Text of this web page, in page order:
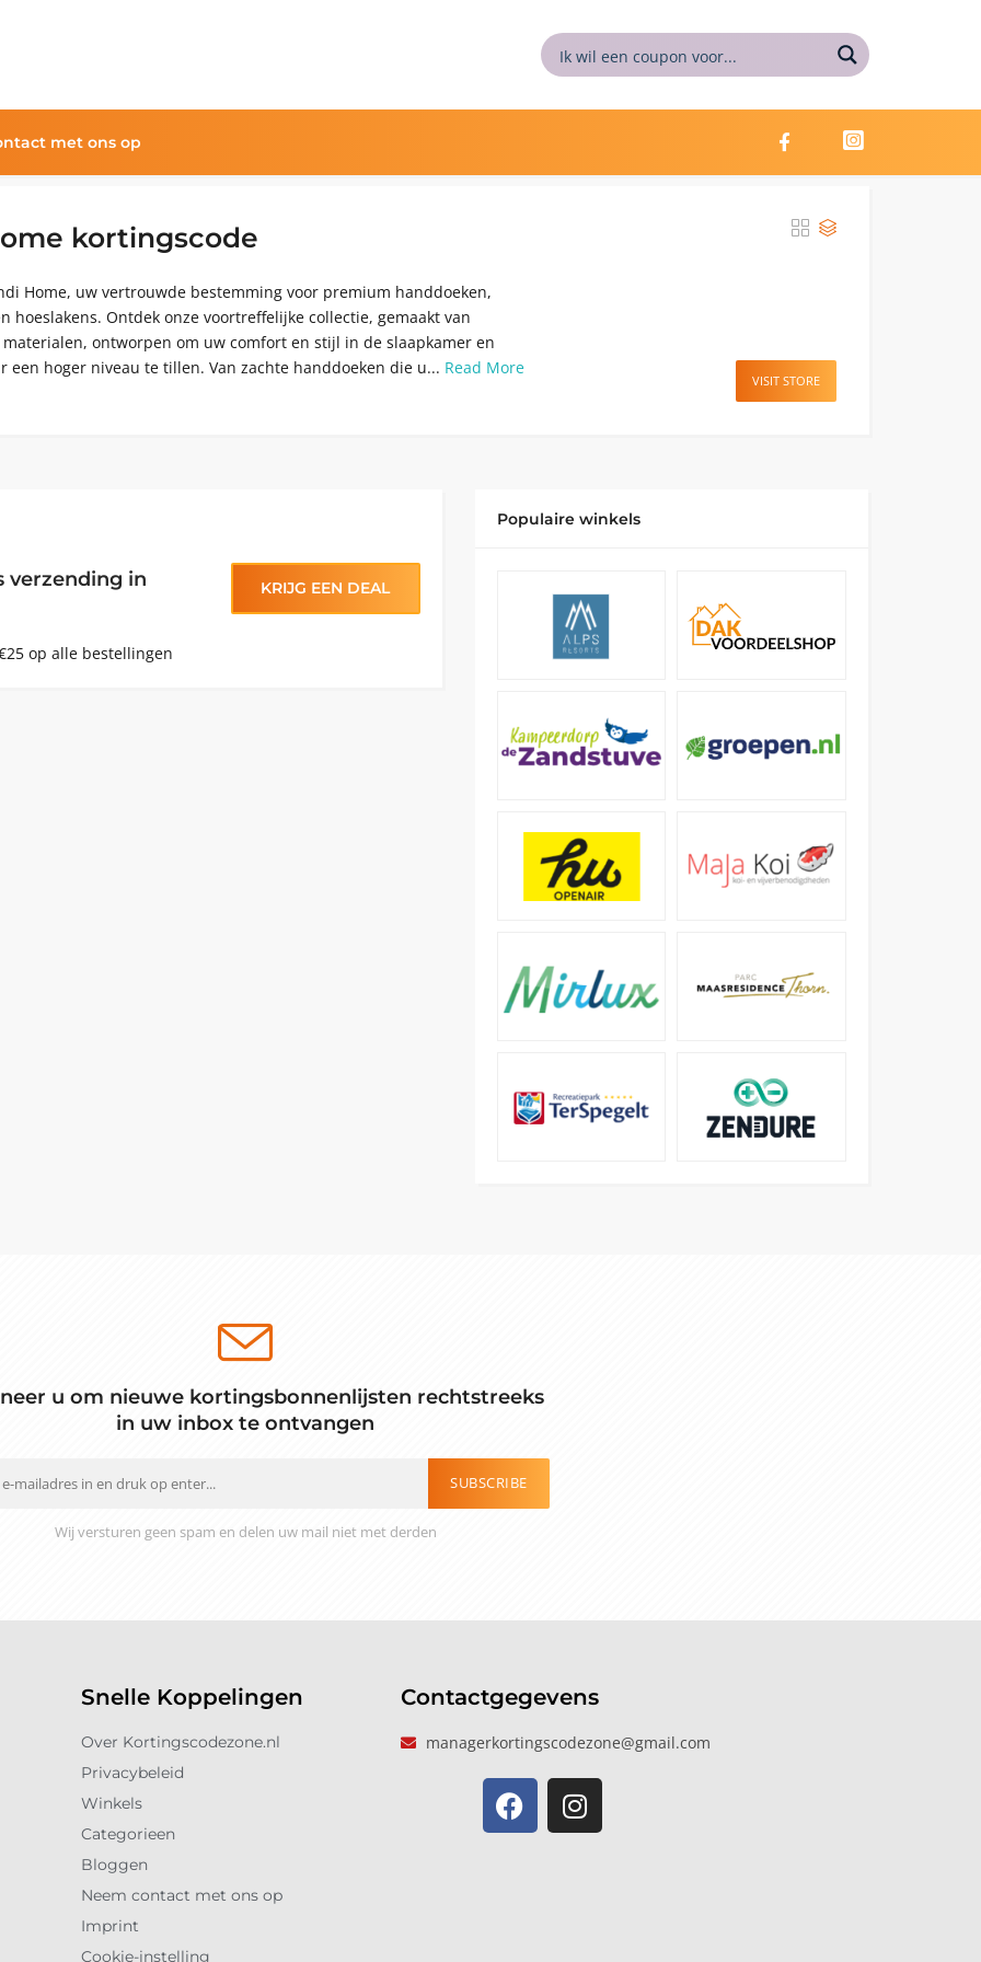
met ons op
kortingscode
Home, uw vertrouwde bestemming voor premium handdoeken,
hoeslakens. Ontdek onze voortreffelijke collectie, gemaakt van
ontworpen om uw comfort en stijl in de slaapkamer en
een hoger niveau te tillen. Van zachte handdoeken die u... Read More
VISIT STORE
verzending in
op alle bestellingen
KRIJG EEN DEAL
Populaire winkels
u om nieuwe kortingsbonnenlijsten rechtstreeks
in uw inbox te ontvangen
SUBSCRIBE
Wij versturen geen spam en delen uw mail niet met derden
Snelle Koppelingen
Over Kortingscodezone.nl
Privacybeleid
Winkels
Categorieen
Bloggen
Neem contact met ons op
Imprint
Cookie-instelling
Contactgegevens
managerkortingscodezone@gmail.com